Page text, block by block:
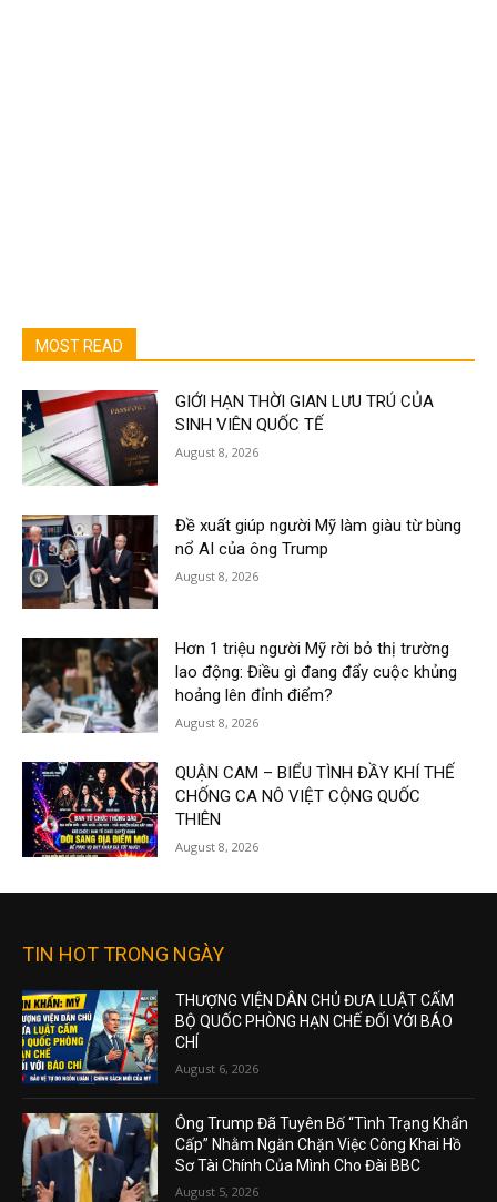
MOST READ
GIỚI HẠN THỜI GIAN LƯU TRÚ CỦA
SINH VIÊN QUỐC TẾ
August 8, 2026
Đề xuất giúp người Mỹ làm giàu từ bùng
nổ AI của ông Trump
August 8, 2026
Hơn 1 triệu người Mỹ rời bỏ thị trường
lao động: Điều gì đang đẩy cuộc khủng
hoảng lên đỉnh điểm?
August 8, 2026
QUẬN CAM – BIỂU TÌNH ĐẦY KHÍ THẾ
CHỐNG CA NÔ VIỆT CỘNG QUỐC
THIÊN
August 8, 2026
TIN HOT TRONG NGÀY
THƯỢNG VIỆN DÂN CHỦ ĐƯA LUẬT CẤM
BỘ QUỐC PHÒNG HẠN CHẾ ĐỐI VỚI BÁO
CHÍ
August 6, 2026
Ông Trump Đã Tuyên Bố “Tình Trạng Khẩn
Cấp” Nhằm Ngăn Chặn Việc Công Khai Hồ
Sơ Tài Chính Của Mình Cho Đài BBC
August 5, 2026